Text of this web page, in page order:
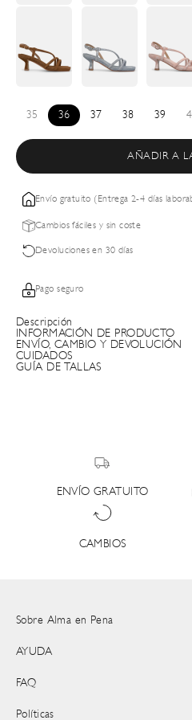
35 36 37 38 39
AÑADIR A
Envío gratuito (Entrega 2-4 días
Cambios fáciles y sin coste
Devoluciones en 30 días
Pago seguro
Descripción
INFORMACIÓN DE PRODUCTO
ENVÍO, CAMBIO Y DEVOLUCIÓN
CUIDADOS
GUÍA DE TALLAS
ENVÍO GRATUITO
CAMBIOS
Sobre Alma en Pena
AYUDA
FAQ
Políticas